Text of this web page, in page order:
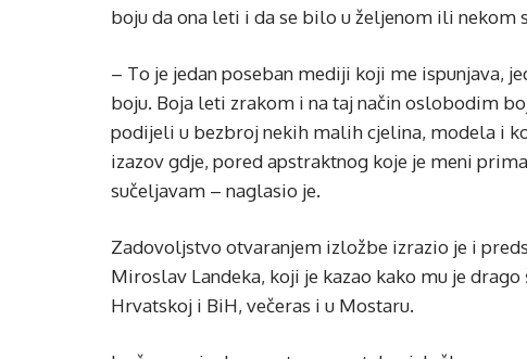
boju da ona leti i da se bilo u željenom ili
– To je jedan poseban mediji koji me ispunjava,
boju. Boja leti zrakom i na taj način oslobodim
podijeli u bezbroj nekih malih cjelina, modela i
izazov gdje, pored apstraktnog koje je meni
sučeljavam – naglasio je.
Zadovoljstvo otvaranjem izložbe izrazio je i
Miroslav Landeka, koji je kazao kako mu je
Hrvatskoj i BiH, večeras i u Mostaru.